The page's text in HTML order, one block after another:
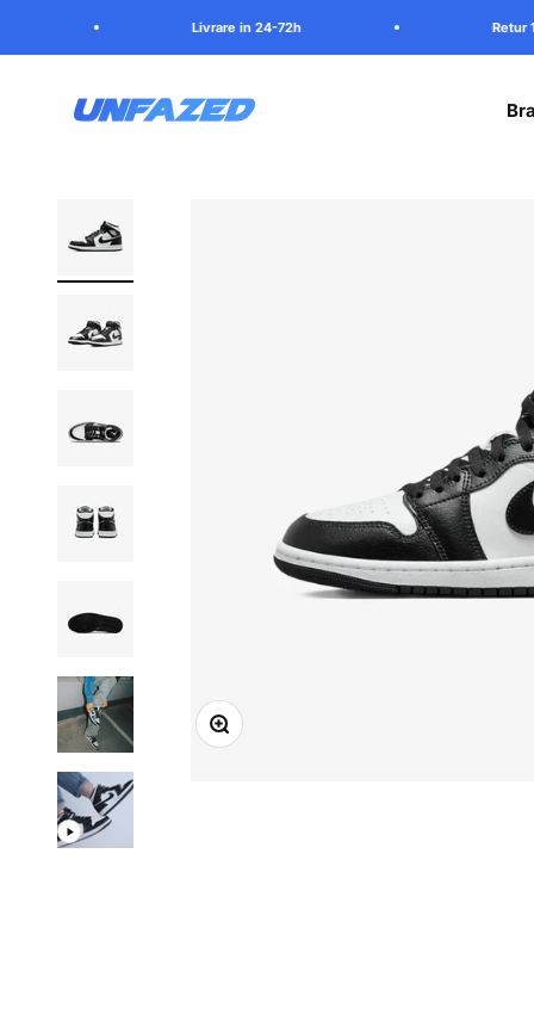
Livrare in 24-72h Retur 100 zile
Unfazed
Mareste